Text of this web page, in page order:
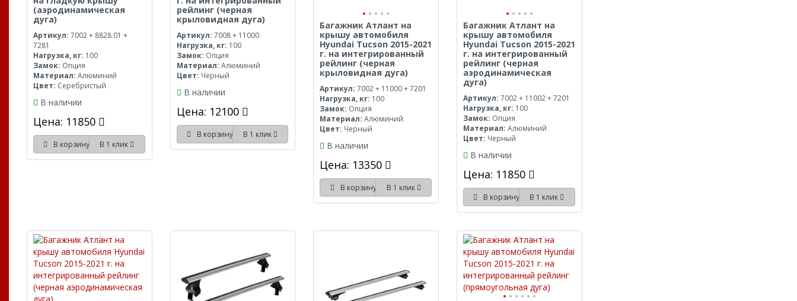
(аэродинамическая
дуга)
Артикул: 7002 + 8828.01 +
7281
Нагрузка, кг: 100
Замок: Опция
Материал: Алюминий
Цвет: Серебристый
В наличии
Цена: 11850
В корзину В 1 клик
рейлинг (черная
крыловидная дуга)
Артикул: 7008 + 11000
Нагрузка, кг: 100
Замок: Опция
Материал: Алюминий
Цвет: Черный
В наличии
Цена: 12100
В корзину В 1 клик
Багажник Атлант на
крышу автомобиля
Hyundai Tucson 2015-2021
г. на интегрированный
рейлинг (черная
крыловидная дуга)
Артикул: 7002 + 11000 + 7201
Нагрузка, кг: 100
Замок: Опция
Материал: Алюминий
Цвет: Черный
В наличии
Цена: 13350
В корзину В 1 клик
Багажник Атлант на
крышу автомобиля
Hyundai Tucson 2015-2021
г. на интегрированный
рейлинг (черная
аэродинамическая
дуга)
Артикул: 7002 + 11002 + 7201
Нагрузка, кг: 100
Замок: Опция
Материал: Алюминий
Цвет: Черный
В наличии
Цена: 11850
В корзину В 1 клик